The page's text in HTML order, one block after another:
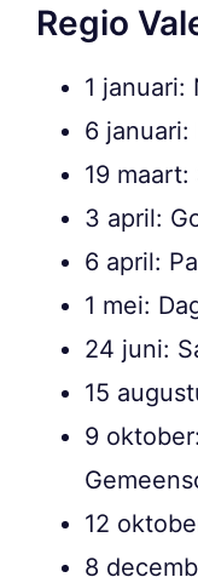
Regio
1 januari:
6 januari:
19
3 april:
6 april:
1 mei:
24 juni:
15
9
12
8